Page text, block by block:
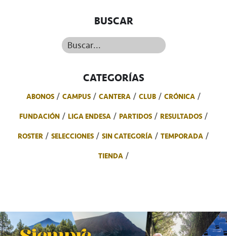
BUSCAR
Buscar...
CATEGORÍAS
ABONOS CAMPUS CANTERA CLUB
CRÓNICA
FUNDACIÓN
LIGA ENDESA PARTIDOS
RESULTADOS
ROSTER
SELECCIONES SIN CATEGORÍA
TEMPORADA
TIENDA